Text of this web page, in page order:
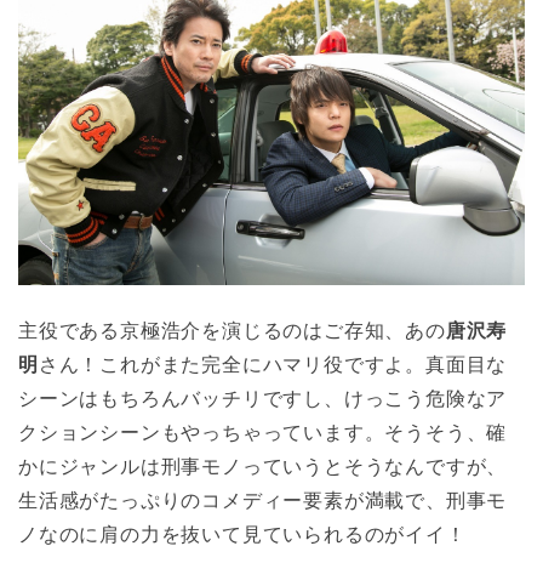
主役である京極浩介を演じるのはご存知、あの唐沢寿
明 さん！これがまた完全にハマリ役ですよ。真面目な
シーンはもちろんバッチリですし、けっこう危険なア
クションシーンもやっちゃっています。そうそう、確
かにジャンルは刑事モノっていうとそうなんですが、
生活感がたっぷりのコメディー要素が満載で、刑事モ
ノなのに肩の力を抜いて見ていられるのがイイ！